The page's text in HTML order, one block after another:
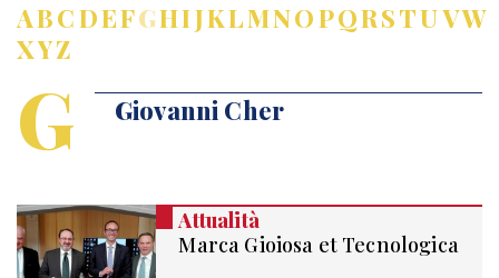
ABCDEFGHIJKLMNOPQRSTUVW
XYZ
G Giovanni Cher
Attualità
Marca Gioiosa et Tecnologica